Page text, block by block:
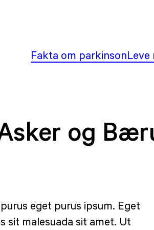
Fakta om parkinsonLeve
og
eget purus ipsum. Eget
sit malesuada sit amet. Ut